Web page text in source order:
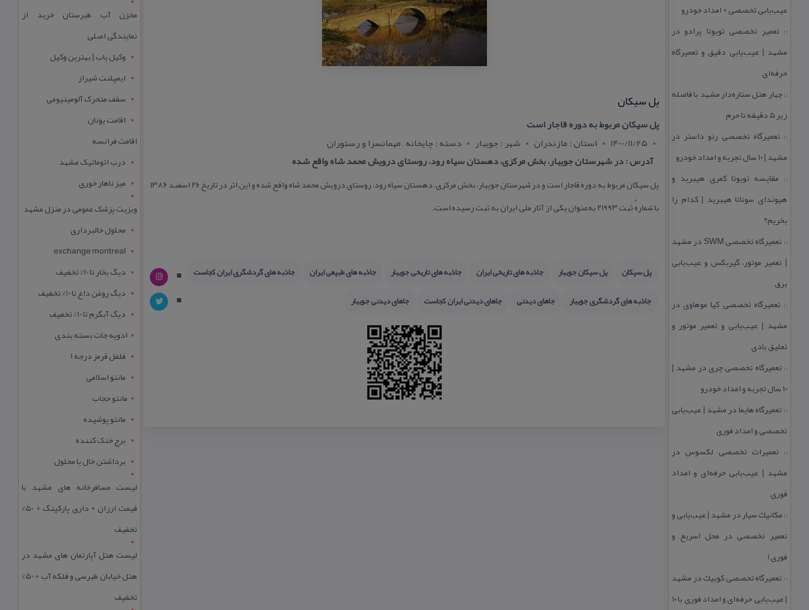
عیب‌یابی تخصصی + امداد خودرو
:: تعمیر تخصصی تویوتا پرادو در
مشهد | عیب‌یابی دقیق و تعمیرگاه
حرفه‌ای
::چهار هتل‌ ستاره‌دار مشهد با فاصله
زیر 5 دقیقه تا حرم
:: تعمیرگاه تخصصی رنو داستر در
مشهد | ۱۰ سال تجربه و امداد خودرو
:: مقایسه تویوتا كمری هیبرید و
هیوندای سوناتا هیبرید | كدام را
بخریم؟
::
تعمیرگاه تخصصی SWM در مشهد
| تعمیر موتور، گیربكس و عیب‌یابی
برق
:: تعمیرگاه تخصصی كیا موهاوی در
مشهد | عیب‌یابی و تعمیر موتور و
تعلیق بادی
:: تعمیرگاه تخصصی چری در مشهد |
۱۰ سال تجربه و امداد خودرو
:: تعمیرگاه هایما در مشهد | عیب‌یابی
تخصصی و امداد فوری
:: تعمیرات تخصصی لكسوس در
مشهد | عیب‌یابی حرفه‌ای و امداد
فوری
:: مكانیك سیار در مشهد | عیب‌یابی و
تعمیر تخصصی در محل (سریع و
فوری)
:: تعمیرگاه تخصصی كوییك در مشهد
| عیب‌یابی حرفه‌ای و امداد فوری با ۱۰
پل سیكان
پل سیكان مربوط به دوره قاجار است
1400/11/25
استان : مازندران شهر : جويبار
دسته : چایخانه , مهمانسرا و رستوران
آدرس : در شهرستان جویبار، بخش مركزی، دهستان سیاه رود، روستای درویش محمد شاه واقع شده
پل سیكان مربوط به دوره قاجار است و در شهرستان جویبار، بخش مركزی، دهستان سیاه رود، روستای درویش محمد شاه واقع شده و این اثر در تاریخ ۲۶ اسفند ۱۳۸۶
با شمارهٔ ثبت ۲۱۹۹۳ به‌عنوان یكی از آثار ملی ایران به ثبت رسیده است.
پل سیكان پل سیكان جویبار جاذبه های تاریخی ایران جاذبه های تاریخی جویبار جاذبه های طبیعی ایران
جاذبه های گردشگری ایران كجاست
جاذبه های گردشگری جویبار
جاهای دیدنی جاهای دیدنی ایران كجاست جاهای دیدنی جویبار
مخزن آب طبرستان خرید از
نمایندگی اصلی
وکیل یاب | بهترین وکیل
ایمپلنت شیراز
سقف متحرک آلومینیومی
اقامت یونان
اقامت فرانسه
درب اتوماتیک مشهد
میز ناهار خوری
ویزیت پزشک عمومی در منزل مشهد
محلول خالبرداری
exchange montreal
دیگ بخار تا 10% تخفیف
دیگ روغن داغ تا 10% تخفیف
دیگ آبگرم تا 10% تخفیف
ادویه جات بسته بندی
فلفل قرمز درجه 1
مانتو اسلامی
مانتو حجاب
مانتو پوشیده
برج خنک کننده
برداشتن خال با محلول
لیست مسافرخانه های مشهد با
قیمت ارزان + داری پارکینگ + 50%
تخفیف
لیست هتل آپارتمان های مشهد در
هتل خیابان طبرسی و فلکه آب + 50%
تخفیف